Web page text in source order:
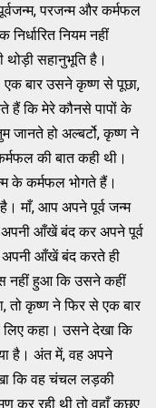
परजन्म और कर्मफल
नियम नहीं
सहानुभूति है।
एक बार उसने कृष्ण से पूछा,
हैं कि मेरे कौनसे पापों के
जानते हो अल्बर्टो, कृष्ण ने
की बात कही थी।
के कर्मफल भोगते हैं।
है। माँ, आप अपने पूर्व जन्म
अपनी आँखें बंद कर अपने पूर्व
अपनी आँखें बंद करते ही
नहीं हुआ कि उसने कहीं
तो कृष्ण ने फिर से एक बार
कहा। उसने देखा कि
है। अंत में, वह अपने
कि वह चंचल लड़की
कर रही थी तो वहाँ कछुए